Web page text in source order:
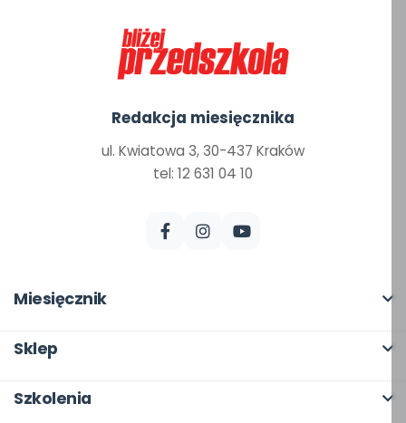
Redakcja miesięcznika
ul. Kwiatowa 3, 30-437 Kraków
tel: 12 631 04 10
Miesięcznik
Scenariusze i artykuły
Sklep
Szkolenia